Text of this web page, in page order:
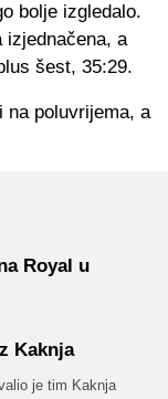
bolje izgledalo.
izjednačena, a
šest, 35:29.
na poluvrijema, a
Royal u
Kaknja
je tim Kaknja